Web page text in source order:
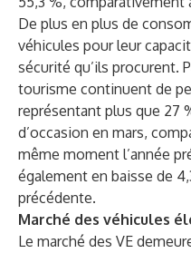
De plus en plus de
véhicules pour leur
sécurité qu’ils procurent.
tourisme continuent de
représentant plus que 27
d’occasion en mars,
même moment l’année
également en baisse de
précédente.
Marché des véhicules
Le marché des VE